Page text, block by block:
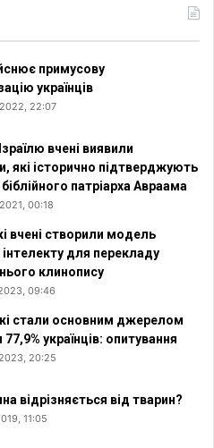
примусову
українців
2022, 22:07
вчені виявили
які історично підтверджують
біблійного патріарха Авраама
00:18
вчені створили модель
для перекладу
клинопису
09:46
стали основним джерелом
українців: опитування
20:25
відрізняється від тварин?
11:05